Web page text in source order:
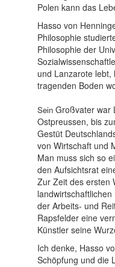
Polen kann das
Hasso von
Philosophie
Philosophie der
und Lanzarote
tragenden Boden
SeinGroßvater war
Ostpreussen, bis
Gestüt
von Wirtschaft und
Man muss sich so
den Aufsichtsrat
Zur Zeit des ersten
der Arbeits- und
Rapsfelder eine
Künstler seine
Ich denke, Hasso
Schöpfung und die